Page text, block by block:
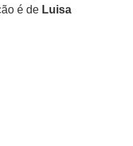
é de Luisa